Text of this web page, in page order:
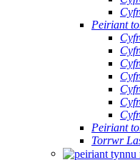
Peiriant
Peiriant
Torrwr